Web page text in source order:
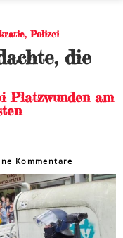
,Polizei
die
Platzwunden am
Kommentare